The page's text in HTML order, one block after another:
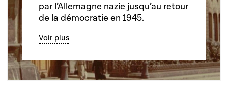
par l’Allemagne nazie jusqu’au retour
de la démocratie en 1945.
Voir plus